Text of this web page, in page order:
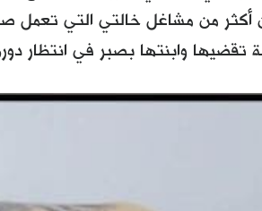
أكثر من مشاغل خالتي التي تعمل
تقضيها وابنتها بصبر في انتظار